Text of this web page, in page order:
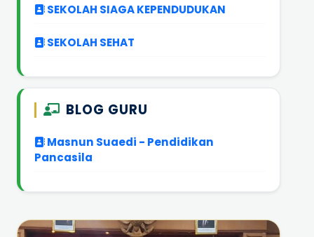
SEKOLAH SIAGA KEPENDUDUKAN
SEKOLAH SEHAT
BLOG GURU
Masnun Suaedi - Pendidikan
Pancasila